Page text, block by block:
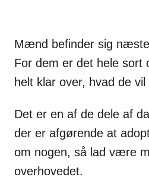
Mænd befinder sig
For dem er det hele sort
helt klar over, hvad de vil
Det er en af de dele af
der er afgørende at
om nogen, så lad være
overhovedet.